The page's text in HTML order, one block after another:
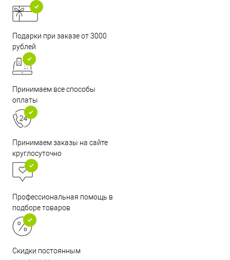
Подарки при заказе от 3000
рублей
Принимаем все способы
оплаты
Принимаем заказы на сайте
круглосуточно
Профессиональная помощь в
подборе товаров
Скидки постоянным